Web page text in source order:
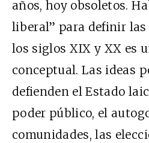
años, hoy obsoletos.
liberal” para definir
los siglos XIX y XX es
conceptual. Las ideas
defienden el Estado
poder público, el
comunidades, las